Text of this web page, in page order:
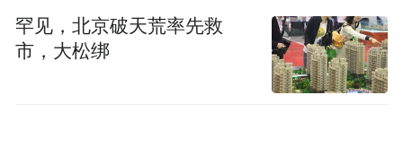
罕见，北京破天荒率先救
市，大松绑